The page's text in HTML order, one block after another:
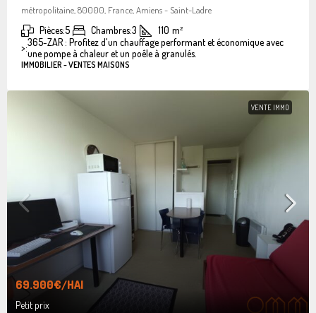
métropolitaine, 80000, France, Amiens - Saint-Ladre
Pièces:5 Chambres:3 110 m²
>:365-ZAR : Profitez d'un chauffage performant et économique avec
une pompe à chaleur et un poêle à granulés.
IMMOBILIER - VENTES MAISONS
VENTE IMMO
69.900€/HAI
Petit prix